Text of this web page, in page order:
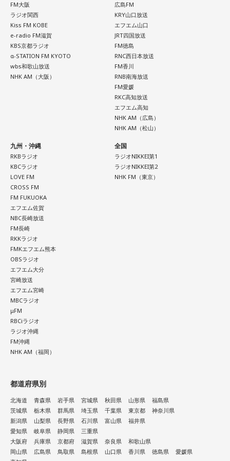
FM大阪
ラジオ関西
Kiss FM KOBE
e-radio FM滋賀
KBS京都ラジオ
α-STATION FM KYOTO
wbs和歌山放送
NHK AM（大阪）
広島FM
KRY山口放送
エフエム山口
JRT四国放送
FM徳島
RNC西日本放送
FM香川
RNB南海放送
FM愛媛
RKC高知放送
エフエム高知
NHK AM（広島）
NHK AM（松山）
九州・沖縄
RKBラジオ
KBCラジオ
LOVE FM
CROSS FM
FM FUKUOKA
エフエム佐賀
NBC長崎放送
FM長崎
RKKラジオ
FMKエフエム熊本
OBSラジオ
エフエム大分
宮崎放送
エフエム宮崎
MBCラジオ
μFM
RBCiラジオ
ラジオ沖縄
FM沖縄
NHK AM（福岡）
全国
ラジオNIKKEI第1
ラジオNIKKEI第2
NHK FM（東京）
都道府県別
北海道 青森県 岩手県 宮城県 秋田県 山形県
福島県
茨城県
栃木県 群馬県 埼玉県 千葉県 東京都
神奈川県
新潟県
山梨県 長野県 石川県 富山県
福井県
愛知県
岐阜県 静岡県
三重県
大阪府
兵庫県 京都府 滋賀県 奈良県
和歌山県
岡山県
広島県 鳥取県 島根県 山口県 香川県 徳島県
愛媛県